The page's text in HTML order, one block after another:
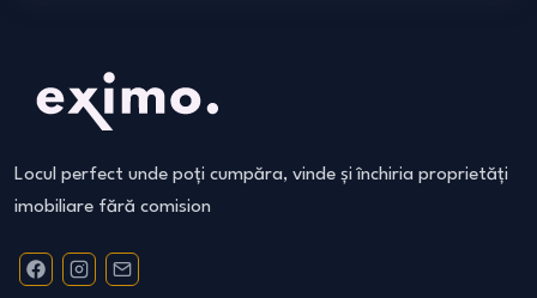
Locul perfect unde poți cumpăra, vinde și închiria proprietăți
imobiliare fără comision